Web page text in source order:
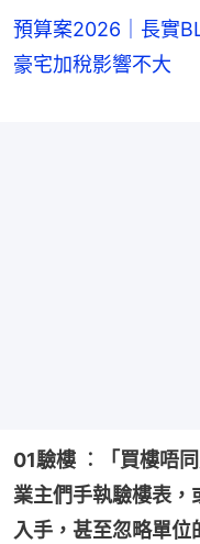
預算案2026｜長實
豪宅加稅影響不大
01驗樓 ︰「買樓唔
業主們手執驗樓表，
入手，甚至忽略單位